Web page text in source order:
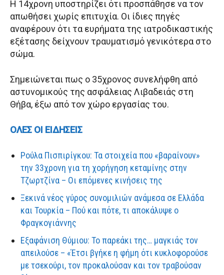
Η 14χρονη υποστηρίζει ότι προσπάθησε να τον
απωθήσει χωρίς επιτυχία. Οι ίδιες πηγές
αναφέρουν ότι τα ευρήματα της ιατροδικαστικής
εξέτασης δείχνουν τραυματισμό γενικότερα στο
σώμα.
Σημειώνεται πως ο 35χρονος συνελήφθη από
αστυνομικούς της ασφάλειας Λιβαδειάς στη
Θήβα, έξω από τον χώρο εργασίας του.
ΟΛΕΣ ΟΙ ΕΙΔΗΣΕΙΣ
Ρούλα Πισπιρίγκου: Τα στοιχεία που «βαραίνουν»
την 33χρονη για τη χορήγηση κεταμίνης στην
Τζωρτζίνα – Οι επόμενες κινήσεις της
Ξεκινά νέος γύρος συνομιλιών ανάμεσα σε Ελλάδα
και Τουρκία – Πού και πότε, τι αποκάλυψε ο
Φραγκογιάννης
Εξαφάνιση Θύμιου: Το παρεάκι της… μαγκιάς τον
απειλούσε – «Έτσι βγήκε η φήμη ότι κυκλοφορούσε
με τσεκούρι, τον προκαλούσαν και τον τραβούσαν